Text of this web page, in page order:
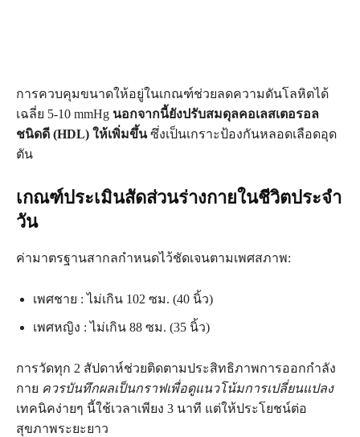
การควบคุมขนาดให้อยู่ในเกณฑ์ช่วยลดความดันโลหิตได้
เฉลี่ย 5-10 mmHg นอกจากนี้ยังปรับสมดุลคอเลสเตอรอล
ชนิดดี (HDL) ให้เพิ่มขึ้นซึ่งเป็นเกราะป้องกันหลอดเลือดอุด
ตัน
เกณฑ์ประเมินสัดส่วนร่างกายในชีวิตประจำ
วัน
ค่ามาตรฐานสากลกำหนดไว้ชัดเจนตามเพศสภาพ:
เพศชาย : ไม่เกิน 102 ซม. (40 นิ้ว)
เพศหญิง : ไม่เกิน 88 ซม. (35 นิ้ว)
การวัดทุก 2 สัปดาห์ช่วยติดตามประสิทธิภาพการออกกำลัง
กาย ควรบันทึกผลเป็นกราฟเพื่อดูแนวโน้มการเปลี่ยนแปลง
เทคนิคง่ายๆ นี้ใช้เวลาเพียง 3 นาที แต่ให้ประโยชน์ต่อ
สุขภาพระยะยาว